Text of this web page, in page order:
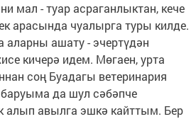
мал - туар асраганлыктан, кече
арасында чуалырга туры килде.
аларны ашату - эчертүдән
кичерә идем. Мөгаен, урта
соң Буадагы ветеринария
да шул сәбәпче
алып авылга эшкә кайттым. Бер